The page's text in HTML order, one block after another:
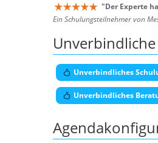
"Der Experte
Ein Schulungsteilnehmer von
Unverbindliches
Unverbindliches